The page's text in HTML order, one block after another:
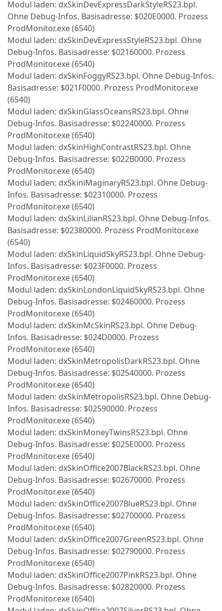
Modul laden: dxSkinDevExpressDarkStyleRS23.bpl.
Ohne Debug-Infos. Basisadresse: $020E0000. Prozess
ProdMonitor.exe (6540)
Modul laden: dxSkinDevExpressStyleRS23.bpl. Ohne
Debug-Infos. Basisadresse: $02160000. Prozess
ProdMonitor.exe (6540)
Modul laden: dxSkinFoggyRS23.bpl. Ohne Debug-Infos.
Basisadresse: $021F0000. Prozess ProdMonitor.exe
(6540)
Modul laden: dxSkinGlassOceansRS23.bpl. Ohne
Debug-Infos. Basisadresse: $02240000. Prozess
ProdMonitor.exe (6540)
Modul laden: dxSkinHighContrastRS23.bpl. Ohne
Debug-Infos. Basisadresse: $022B0000. Prozess
ProdMonitor.exe (6540)
Modul laden: dxSkiniMaginaryRS23.bpl. Ohne Debug-
Infos. Basisadresse: $02310000. Prozess
ProdMonitor.exe (6540)
Modul laden: dxSkinLilianRS23.bpl. Ohne Debug-Infos.
Basisadresse: $02380000. Prozess ProdMonitor.exe
(6540)
Modul laden: dxSkinLiquidSkyRS23.bpl. Ohne Debug-
Infos. Basisadresse: $023F0000. Prozess
ProdMonitor.exe (6540)
Modul laden: dxSkinLondonLiquidSkyRS23.bpl. Ohne
Debug-Infos. Basisadresse: $02460000. Prozess
ProdMonitor.exe (6540)
Modul laden: dxSkinMcSkinRS23.bpl. Ohne Debug-
Infos. Basisadresse: $024D0000. Prozess
ProdMonitor.exe (6540)
Modul laden: dxSkinMetropolisDarkRS23.bpl. Ohne
Debug-Infos. Basisadresse: $02540000. Prozess
ProdMonitor.exe (6540)
Modul laden: dxSkinMetropolisRS23.bpl. Ohne Debug-
Infos. Basisadresse: $02590000. Prozess
ProdMonitor.exe (6540)
Modul laden: dxSkinMoneyTwinsRS23.bpl. Ohne
Debug-Infos. Basisadresse: $025E0000. Prozess
ProdMonitor.exe (6540)
Modul laden: dxSkinOffice2007BlackRS23.bpl. Ohne
Debug-Infos. Basisadresse: $02670000. Prozess
ProdMonitor.exe (6540)
Modul laden: dxSkinOffice2007BlueRS23.bpl. Ohne
Debug-Infos. Basisadresse: $02700000. Prozess
ProdMonitor.exe (6540)
Modul laden: dxSkinOffice2007GreenRS23.bpl. Ohne
Debug-Infos. Basisadresse: $02790000. Prozess
ProdMonitor.exe (6540)
Modul laden: dxSkinOffice2007PinkRS23.bpl. Ohne
Debug-Infos. Basisadresse: $02820000. Prozess
ProdMonitor.exe (6540)